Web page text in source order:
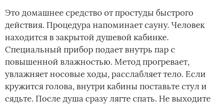
Это домашнее средство от простуды быстрого
действия. Процедура напоминает сауну. Человек
находится в закрытой душевой кабинке.
Специальный прибор подает внутрь пар с
повышенной влажностью. Метод прогревает,
увлажняет носовые ходы, расслабляет тело. Если
кружится голова, внутри кабины поставьте стул и
сядьте. После душа сразу лягте спать. Не выходите